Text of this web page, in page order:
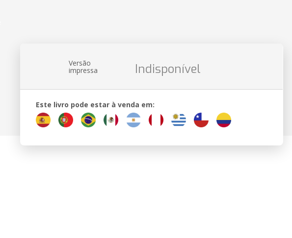
Versão
impressa Indisponível
Este livro pode estar à venda em: